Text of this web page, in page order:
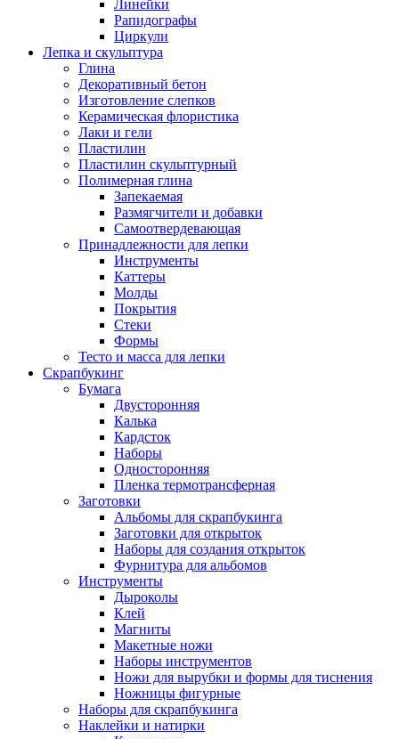
Линейки
Рапидографы
Циркули
Лепка и скульптура
Глина
Декоративный бетон
Изготовление слепков
Керамическая флористика
Лаки и гели
Пластилин
Пластилин скульптурный
Полимерная глина
Запекаемая
Размягчители и добавки
Самоотвердевающая
Принадлежности для лепки
Инструменты
Каттеры
Молды
Покрытия
Стеки
Формы
Тесто и масса для лепки
Скрапбукинг
Бумага
Двусторонняя
Калька
Кардсток
Наборы
Односторонняя
Пленка термотрансферная
Заготовки
Альбомы для скрапбукинга
Заготовки для открыток
Наборы для создания открыток
Фурнитура для альбомов
Инструменты
Дыроколы
Клей
Магниты
Макетные ножи
Наборы инструментов
Ножи для вырубки и формы для тиснения
Ножницы фигурные
Наборы для скрапбукинга
Наклейки и натирки